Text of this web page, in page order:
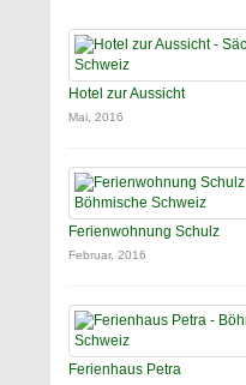
Hotel zur Aussicht
Mai, 2016
Ferienwohnung Schulz
Februar, 2016
Ferienhaus Petra